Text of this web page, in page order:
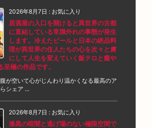
2026年8月7日 : お気に入り
居酒屋の入口を開けると異世界の古都
に直結している常識外れの事態が発生
します。冷えたビールと日本の絶品料
理が異世界の住人たちの心を次々と虜
にして人生を変えていく飯テロと癒や
至極の作品です。
が空いて心がじんわり温かくなる最高のア
シェア ...
2026年8月7日 : お気に入り
漆黒の暗闇と逃げ場のない極限空間で